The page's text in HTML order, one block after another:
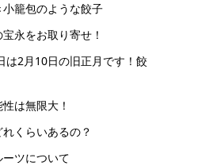
籠包のような餃子
永をお取り寄せ！
は2月10日の旧正月です！餃
は無限大！
くらいあるの？
ツについて